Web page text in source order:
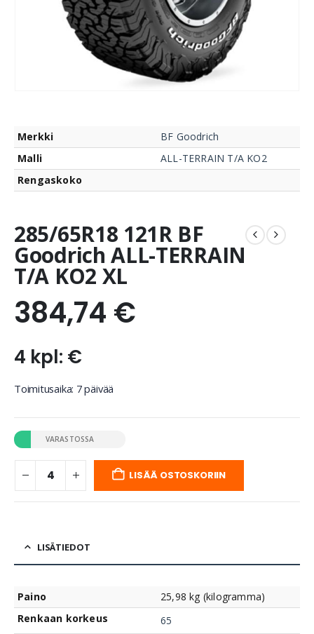
Merkki
BF Goodrich
Malli
ALL-TERRAIN T/A KO2
Rengaskoko
285/65R18 121R BF
Goodrich ALL-TERRAIN
T/A KO2 XL
384,74 €
4 kpl: €
Toimitusaika: 7 päivää
VARASTOSSA
LISÄÄ OSTOSKORIIN
LISÄTIEDOT
Paino
25,98 kg (kilogramma)
Renkaan korkeus
65